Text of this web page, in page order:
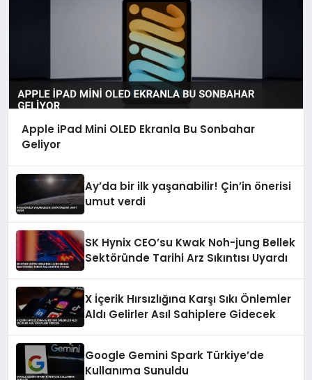
Apple iPad Mini OLED Ekranla Bu Sonbahar
Geliyor
Ay’da bir ilk yaşanabilir! Çin’in önerisi
umut verdi
SK Hynix CEO’su Kwak Noh-jung Bellek
Sektöründe Tarihi Arz Sıkıntısı Uyardı
X İçerik Hırsızlığına Karşı Sıkı Önlemler
Aldı Gelirler Asıl Sahiplere Gidecek
Google Gemini Spark Türkiye’de
Kullanıma Sunuldu